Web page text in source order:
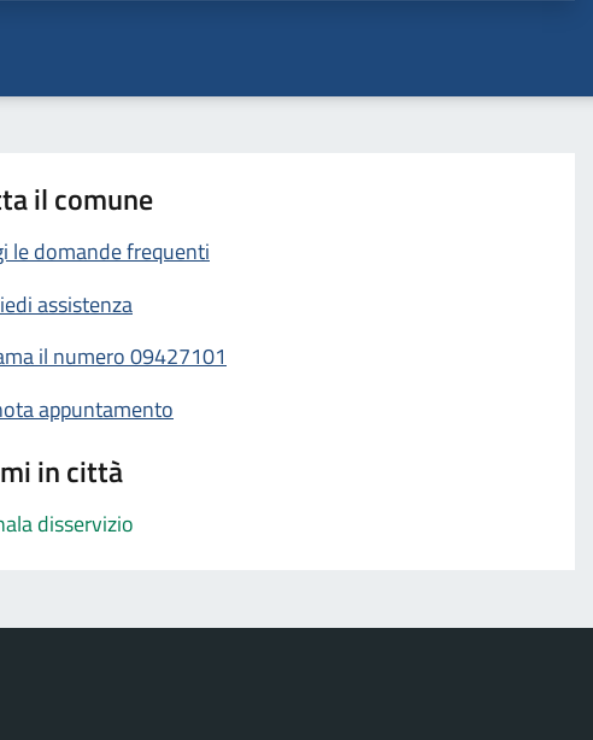
il comune
le domande frequenti
assistenza
il numero 09427101
appuntamento
in città
disservizio